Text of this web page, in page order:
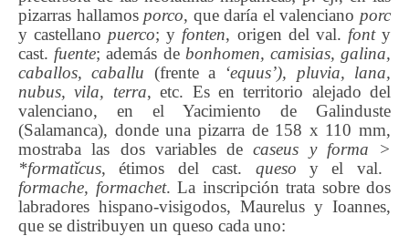
pizarras hallamos porco, que daría el valenciano porc
y castellano puerco; y fonten, origen del val. fonty
cast. fuente; además de bonhomen, camisias, galina,
caballos, caballu (frente a ‘equus’), pluvia, lana,
nubus, vila, terra, etc. Es en territorio alejado del
valenciano, en el Yacimiento de Galinduste
(Salamanca), donde una pizarra de 158 x 110 mm,
mostraba las dos variables decaseus y forma >
*formatĭcus, étimos del cast. queso y el val.
formache, formachet. La inscripción trata sobre dos
labradores hispano-visigodos, Maurelus y Ioannes,
que se distribuyen un queso cada uno: